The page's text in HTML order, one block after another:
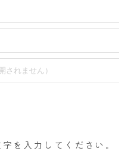
を入力してください。